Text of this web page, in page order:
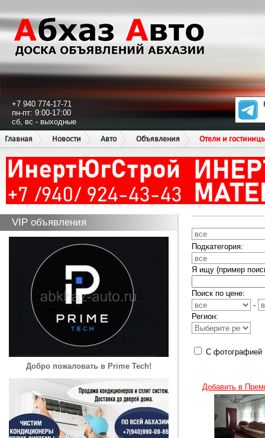
+7 940 774-17-71
пн-пт: 9:00-17:00
сб, вс - выходные
Главная
Новости Авто Объявления Отели и
VIP объявления
Добро пожаловать в Prime Tech!
Подкатегория:
Я ищу (пример
Поиск по цене:
-
Регион:
С фотографией
Добавить в